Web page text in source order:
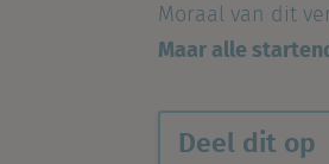
Moraal van dit
Maar alle
Deel dit op